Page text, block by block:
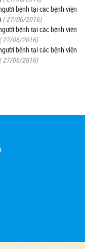
bệnh tại các bệnh viện
( 27/06/2016)
bệnh tại các bệnh viện
( 27/06/2016)
bệnh tại các bệnh viện
( 27/06/2016)